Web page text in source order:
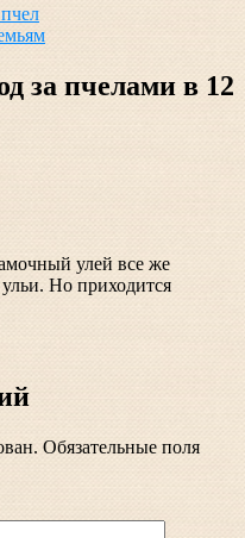
за пчелами в 12
улей все же
Но приходится
Обязательные поля